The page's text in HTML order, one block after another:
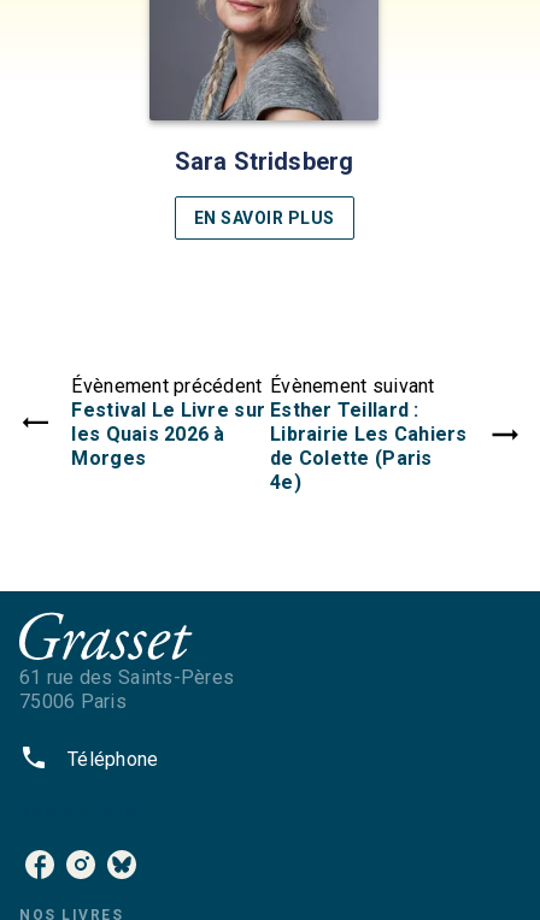
Sara Stridsberg
EN SAVOIR PLUS
Évènement précédent
Festival Le Livre sur
les Quais 2026 à
Morges
Évènement suivant
Esther Teillard :
Librairie Les Cahiers
de Colette (Paris
4e)
61 rue des Saints-Pères
75006 Paris
phone Téléphone
NOS LIVRES